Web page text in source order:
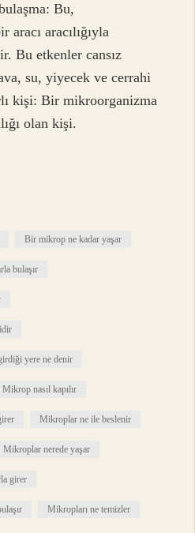
Bu,
aracı aracılığıyla
Bu etkenler cansız
su, yiyecek ve cerrahi
kişi: Bir mikroorganizma
olan kişi.
Bir mikrop ne kadar yaşar
bulaşır
yere ne denir
Mikrop nasıl kapılır
Mikroplar ne ile beslenir
Mikroplar nerede yaşar
girer
Mikropları ne temizler